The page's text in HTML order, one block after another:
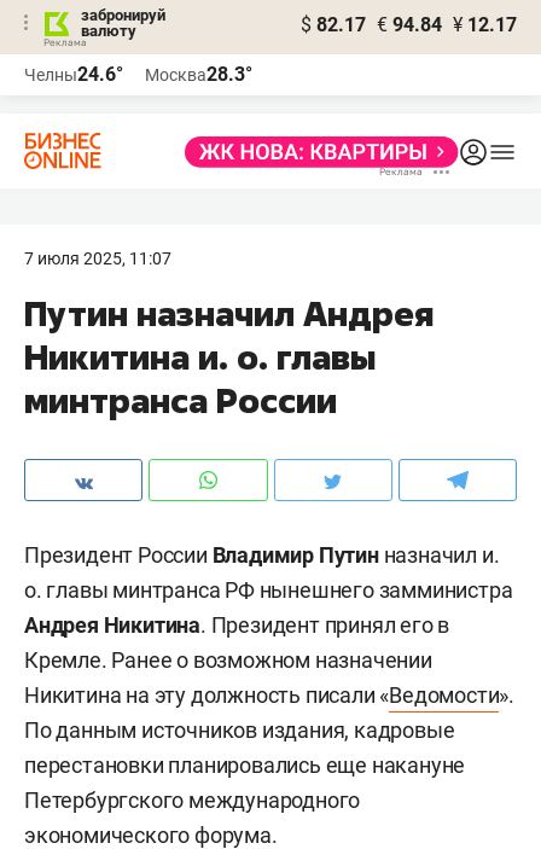
забронируй
валюту
$ 82.17 € 94.84 ¥ 12.17
Челны24.6° Москва28.3°
7 июля 2025, 11:07
Путин назначил Андрея
Никитина и. о. главы
минтранса России
Президент России Владимир Путинназначил и.
о. главы минтранса РФ нынешнего замминистра
Андрея Никитина. Президент принял его в
Кремле. Ранее о возможном назначении
Никитина на эту должность писали «Ведомости».
По данным источников издания, кадровые
перестановки планировались еще накануне
Петербургского международного
экономического форума.